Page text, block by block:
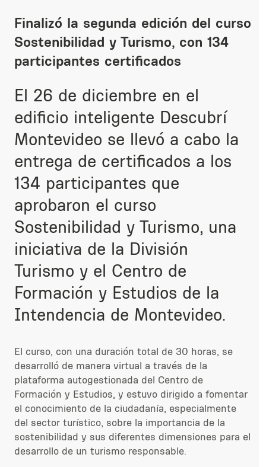
Finalizó la segunda edición del curso
Sostenibilidad y Turismo, con 134
participantes certificados
El 26 de diciembre en el
edificio inteligente Descubrí
Montevideo se llevó a cabo la
entrega de certificados a los
134 participantes que
aprobaron el curso
Sostenibilidad y Turismo, una
iniciativa de la División
Turismo y el Centro de
Formación y Estudios de la
Intendencia de Montevideo.
El curso, con una duración total de 30 horas, se
desarrolló de manera virtual a través de la
plataforma autogestionada del Centro de
Formación y Estudios, y estuvo dirigido a fomentar
el conocimiento de la ciudadanía, especialmente
del sector turístico, sobre la importancia de la
sostenibilidad y sus diferentes dimensiones para el
desarrollo de un turismo responsable.